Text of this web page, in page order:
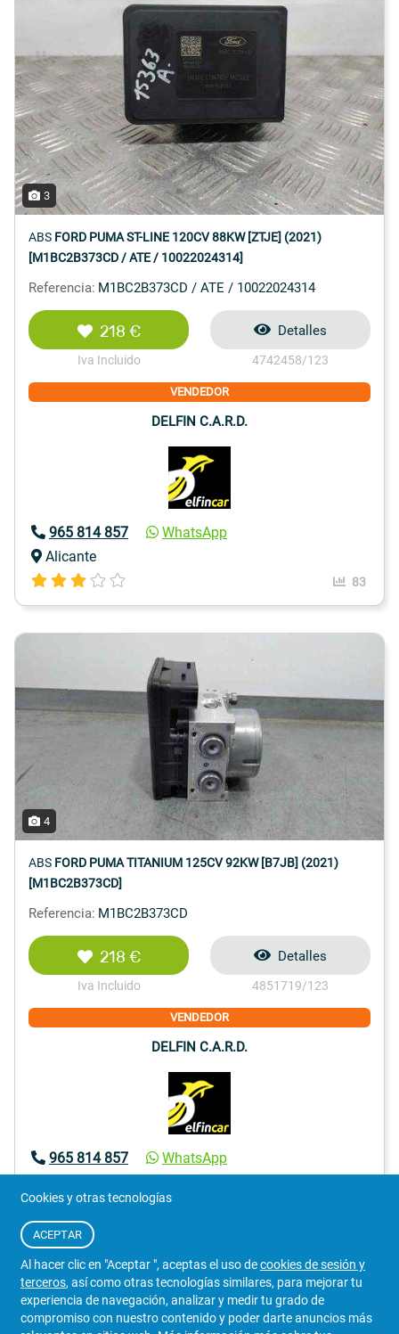
3
ABS FORD PUMA ST-LINE 120CV 88KW [ZTJE] (2021)
[M1BC2B373CD / ATE / 10022024314]
Referencia: M1BC2B373CD / ATE / 10022024314
218 €
Iva Incluido
Detalles
4742458/123
VENDEDOR
DELFIN C.A.R.D.
965 814 857
WhatsApp
Alicante
83
4
ABS FORD PUMA TITANIUM 125CV 92KW [B7JB] (2021)
[M1BC2B373CD]
Referencia: M1BC2B373CD
218 €
Iva Incluido
Detalles
4851719/123
VENDEDOR
DELFIN C.A.R.D.
965 814 857
WhatsApp
Cookies y otras tecnologías
ACEPTAR
Al hacer clic en "Aceptar ", aceptas el uso decookies de sesión y
terceros, así como otras tecnologías similares, para mejorar tu
experiencia de navegación, analizar y medir tu grado de
compromiso con nuestro contenido y poder darte anuncios más